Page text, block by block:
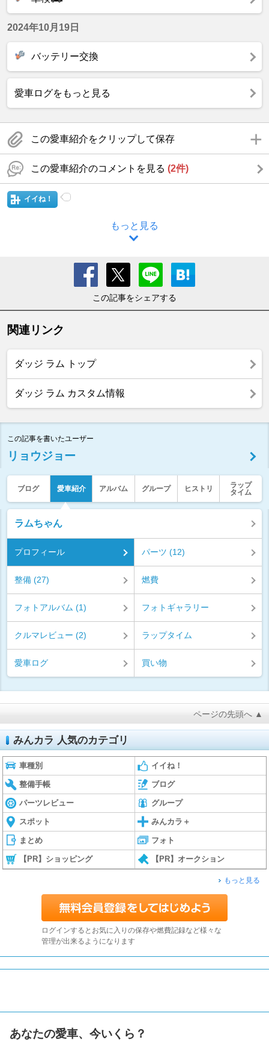
2024年10月19日
バッテリー交換
愛車ログをもっと見る
この愛車紹介をクリップして保存
この愛車紹介のコメントを見る (2件)
イイね！
もっと見る
この記事をシェアする
関連リンク
ダッジ ラム トップ
ダッジ ラム カスタム情報
この記事を書いたユーザー
リョウジョー
ブログ 愛車紹介 アルバム グループ ヒストリ
ラップ
タイム
ラムちゃん
プロフィール パーツ (12)
整備 (27) 燃費
フォトアルバム (1) フォトギャラリー
クルマレビュー (2) ラップタイム
愛車ログ 買い物
ページの先頭へ ▲
みんカラ 人気のカテゴリ
車種別 イイね！
整備手帳 ブログ
パーツレビュー グループ
スポット みんカラ＋
まとめ フォト
【PR】ショッピング 【PR】オークション
もっと見る
ログインするとお気に入りの保存や燃費記録など様々な
管理が出来るようになります
あなたの愛車、今いくら？